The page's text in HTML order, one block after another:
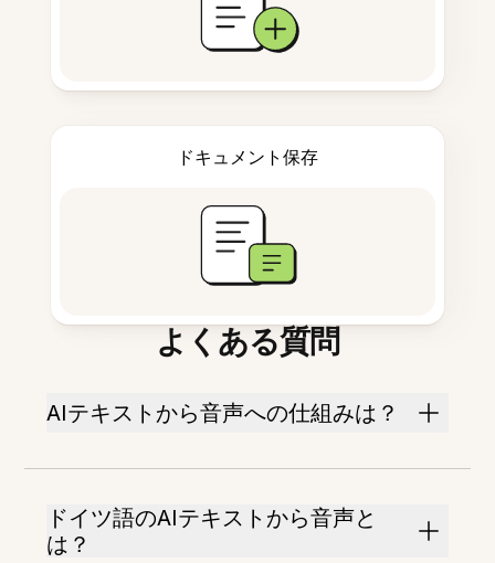
ドキュメント保存
よくある質問
AIテキストから音声への仕組みは？
ドイツ語のAIテキストから音声と
は？